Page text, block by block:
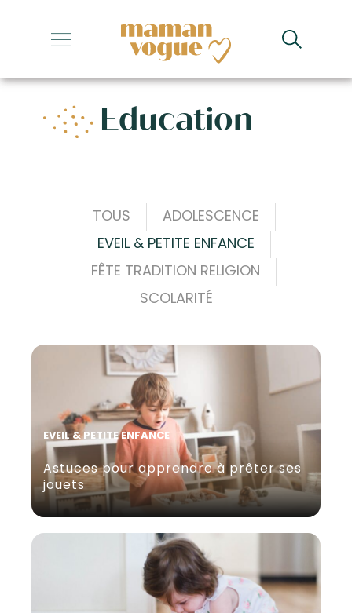
+
+
+
+
Education
TOUS
ADOLESCENCE
EVEIL & PETITE ENFANCE
FÊTE TRADITION RELIGION
SCOLARITÉ
EVEIL & PETITE ENFANCE
Astuces pour apprendre à prêter ses
jouets